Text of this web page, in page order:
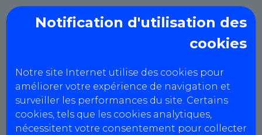
Notification d'utilisation des
cookies
Notre site Internet utilise des cookies pour
améliorer votre expérience de navigation et
surveiller les performances du site. Certains
cookies, tels que les cookies analytiques,
nécessitent votre consentement pour collecter